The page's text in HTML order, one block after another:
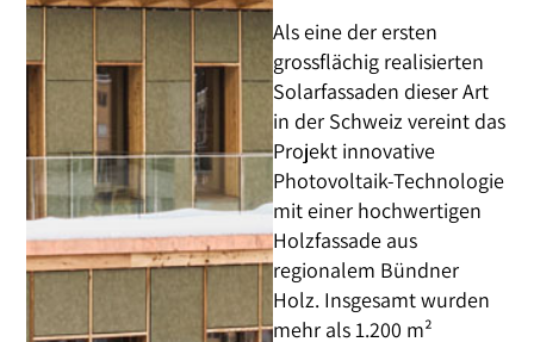
Als eine der ersten
grossflächig realisierten
Solarfassaden dieser Art
in der Schweiz vereint das
Projekt innovative
Photovoltaik-Technologie
mit einer hochwertigen
Holzfassade aus
regionalem Bündner
Holz. Insgesamt wurden
mehr als 1.200 m²